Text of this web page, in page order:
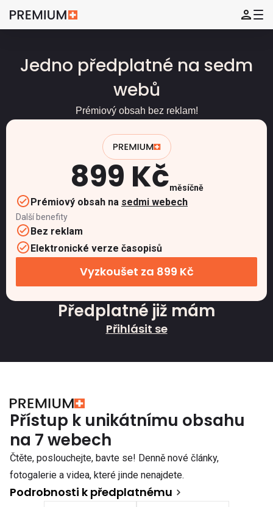
Jedno předplatné na sedm
webů
Prémiový obsah bez reklam!
899 Kčměsíčně
Prémiový obsah na sedmi webech
Další benefity
Bez reklam
Elektronické verze časopisů
Vyzkoušet za 899 Kč
Předplatné již mám
Přihlásit se
Přístup k unikátnímu obsahu
na 7 webech
Čtěte, poslouchejte, bavte se! Denně nové články,
fotogalerie a videa, které jinde nenajdete.
Podrobnosti k předplatnému